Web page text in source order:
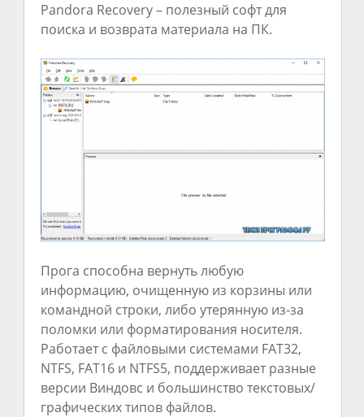
Pandora Recovery – полезный софт для
поиска и возврата материала на ПК.
Прога способна вернуть любую
информацию, очищенную из корзины или
командной строки, либо утерянную из-за
поломки или форматирования носителя.
Работает с файловыми системами FAT32,
NTFS, FAT16 и NTFS5, поддерживает разные
версии Виндовс и большинство текстовых/
графических типов файлов.